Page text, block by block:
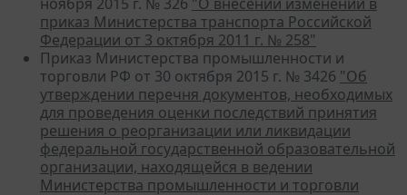
приказ Министерства транспорта Российской
Федерации от 3 октября 2011 г. № 258"
Приказ Министерства промышленности и
торговли РФ от 30 октября 2015 г. № 3426 "Об
утверждении перечня документов, необходимых
для проведения оценки последствий принятия
решения о реорганизации или ликвидации
федеральной государственной образовательной
организации, находящейся в ведении
Министерства промышленности и торговли